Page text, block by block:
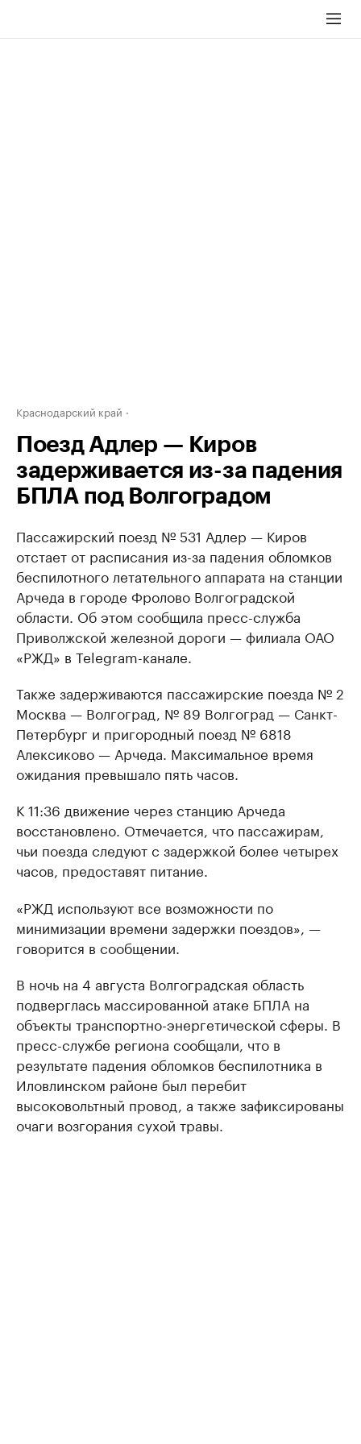
Краснодарский край
Поезд Адлер — Киров
задерживается из-за падения
БПЛА под Волгоградом
Пассажирский поезд № 531 Адлер — Киров
отстает от расписания из-за падения обломков
беспилотного летательного аппарата на станции
Арчеда в городе Фролово Волгоградской
области. Об этом сообщила пресс-служба
Приволжской железной дороги — филиала ОАО
«РЖД» в Telegram-канале.
Также задерживаются пассажирские поезда № 2
Москва — Волгоград, № 89 Волгоград — Санкт-
Петербург и пригородный поезд № 6818
Алексиково — Арчеда. Максимальное время
ожидания превышало пять часов.
К 11:36 движение через станцию Арчеда
восстановлено. Отмечается, что пассажирам,
чьи поезда следуют с задержкой более четырех
часов, предоставят питание.
«РЖД используют все возможности по
минимизации времени задержки поездов», —
говорится в сообщении.
В ночь на 4 августа Волгоградская область
подверглась массированной атаке БПЛА на
объекты транспортно-энергетической сферы. В
пресс-службе региона сообщали, что в
результате падения обломков беспилотника в
Иловлинском районе был перебит
высоковольтный провод, а также зафиксированы
очаги возгорания сухой травы.